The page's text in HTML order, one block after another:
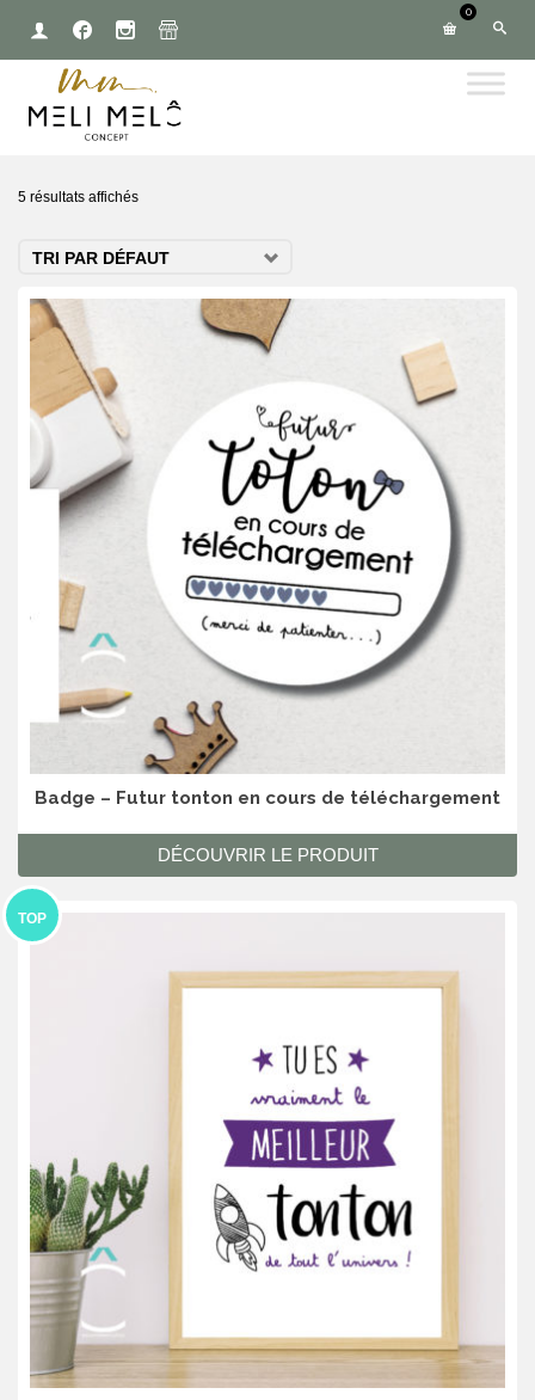
0
5 résultats affichés
TRI PAR DÉFAUT
Badge – Futur tonton en cours de téléchargement
DÉCOUVRIR LE PRODUIT
TOP